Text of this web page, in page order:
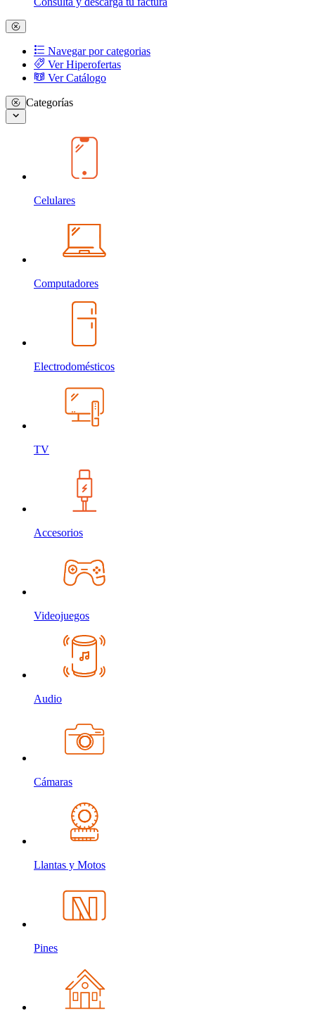
Navegar por categorias
Ver Hiperofertas
Ver Catálogo
Categorías
Celulares
Computadores
Electrodomésticos
TV
Accesorios
Videojuegos
Audio
Cámaras
Llantas y Motos
Pines